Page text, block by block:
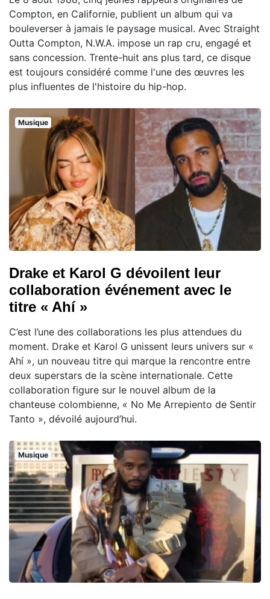
Compton, en Californie, publient un album qui va
bouleverser à jamais le paysage musical. Avec Straight
Outta Compton, N.W.A. impose un rap cru, engagé et
sans concession. Trente-huit ans plus tard, ce disque
est toujours considéré comme l'une des œuvres les
plus influentes de l'histoire du hip-hop.
Musique
Drake et Karol G dévoilent leur
collaboration événement avec le
titre « Ahí »
C’est l’une des collaborations les plus attendues du
moment. Drake et Karol G unissent leurs univers sur «
Ahí », un nouveau titre qui marque la rencontre entre
deux superstars de la scène internationale. Cette
collaboration figure sur le nouvel album de la
chanteuse colombienne, « No Me Arrepiento de Sentir
Tanto », dévoilé aujourd’hui.
Musique